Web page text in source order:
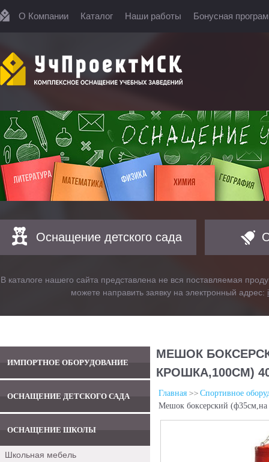
О Компании Каталог Наши работы Бонусная
Оснащение детского сада
В каталоге нашего сайта представлена не вся поставляемая
можете направить заявку на электронный адрес:
ИМПОРТНОЕ ОБОРУДОВАНИЕ
ОСНАЩЕНИЕ ДЕТСКОГО САДА
ОСНАЩЕНИЕ ШКОЛЫ
Школьная мебель
МЕШОК
КРОШКА,100СМ)
Главная
Спортивное
Мешок боксерский